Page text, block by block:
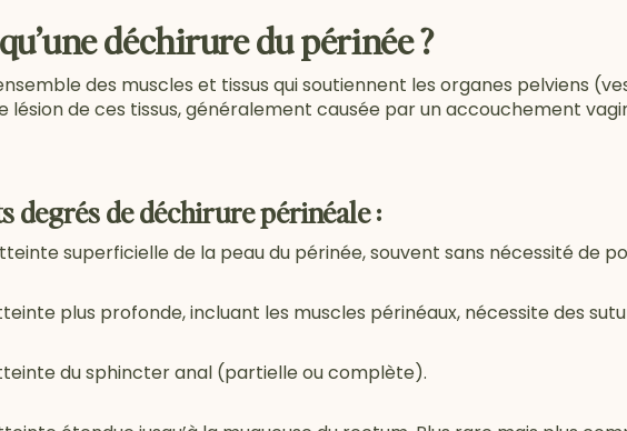
déchirure du périnée ?
des muscles et tissus qui soutiennent les organes pelviens
lésion de ces tissus, généralement causée par un accouchement
degrés de déchirure périnéale :
superficielle de la peau du périnée, souvent sans nécessité de
plus profonde, incluant les muscles périnéaux, nécessite des
du sphincter anal (partielle ou complète).